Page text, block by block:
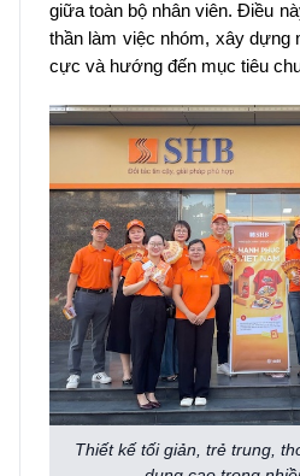
giữa toàn bộ nhân viên. Điều
thần làm việc nhóm, xây
cực và hướng đến mục tiêu
Thiết kế tối giản, trẻ trung,